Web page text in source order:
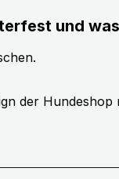
und
der Hundeshop